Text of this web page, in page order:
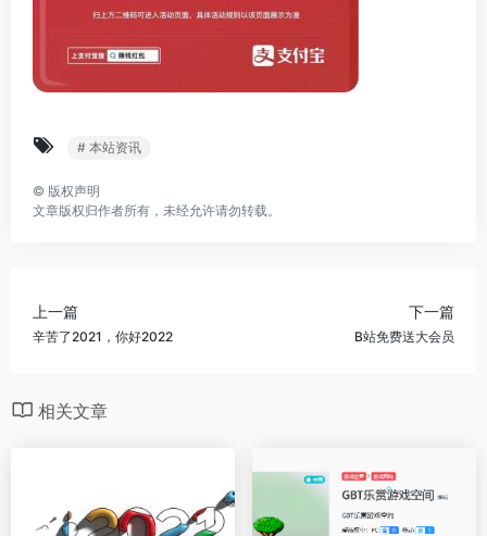
# 本站资讯
© 版权声明
文章版权归作者所有，未经允许请勿转载。
上一篇
辛苦了2021，你好2022
下一篇
B站免费送大会员
相关文章